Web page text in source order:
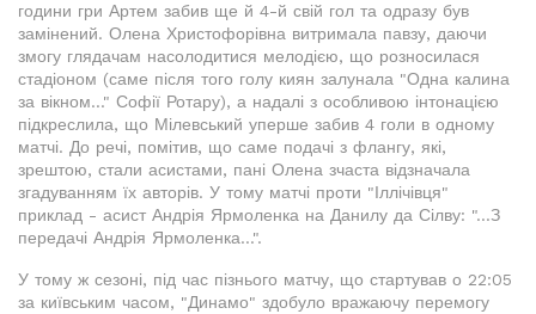
години гри Артем забив ще й 4-й свій гол та одразу був
замінений. Олена Христофорівна витримала павзу, даючи
змогу глядачам насолодитися мелодією, що розносилася
стадіоном (саме після того голу киян залунала "Одна калина
за вікном..." Софії Ротару), а надалі з особливою інтонацією
підкреслила, що Мілевський уперше забив 4 голи в одному
матчі. До речі, помітив, що саме подачі з флангу, які,
зрештою, стали асистами, пані Олена зчаста відзначала
згадуванням їх авторів. У тому матчі проти "Іллічівця"
приклад - асист Андрія Ярмоленка на Данилу да Сілву: "...З
передачі Андрія Ярмоленка...".
У тому ж сезоні, під час пізнього матчу, що стартував о 22:05
за київським часом, "Динамо" здобуло вражаючу перемогу